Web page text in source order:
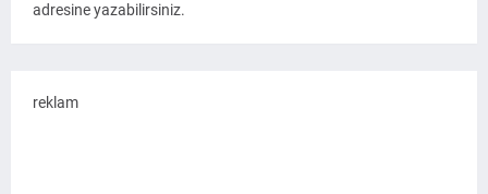
adresine yazabilirsiniz.
reklam